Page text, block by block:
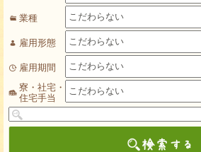
業種
雇用形態
雇用期間
寮・社宅・
住宅手当